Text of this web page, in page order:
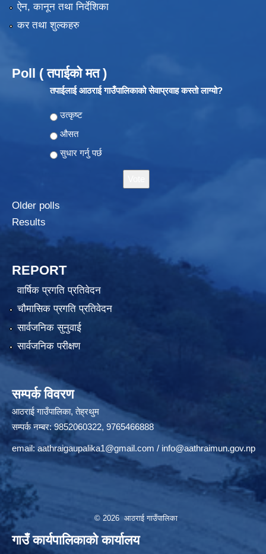
ऐन, कानून तथा निर्देशिका
कर तथा शुल्कहरु
Poll ( तपाईको मत )
तपाईलाई आठराई गाउँपालिकाको सेवाप्रवाह कस्तो लाग्यो?
Choices
उत्कृष्ट
औसत
सुधार गर्नु पर्छ
Older polls
Results
REPORT
वार्षिक प्रगति प्रतिवेदन
चौमासिक प्रगति प्रतिवेदन
सार्वजनिक सुनुवाई
सार्वजनिक परीक्षण
सम्पर्क विवरण
आठराई गाउँपालिका, तेह्रथुम
सम्पर्क नम्बर: 9852060322, 9765466888
email: aathraigaupalika1@gmail.com / info@aathraimun.gov.np
© 2026 आठराई गाउँपालिका
गाउँ कार्यपालिकाको कार्यालय